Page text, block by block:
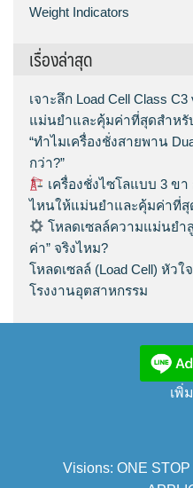
Weight Indicators
เรื่องล่าสุด
เจาะลึก Load Cell Class
แม่นยำและคุ้มค่าที่สุดสำหรั
“ทำไมเครื่องชั่งสายพาน
กว่า?”
เครื่องชั่งไซโลแบบ 3 ข
ไหนให้แม่นยำและคุ้มค่าที่สุ
โหลดเซลล์ความแม่นยำ
ค่า” จริงไหม?
โหลดเซลล์ (Load Cell) หัว
โรงงานอุตสาหกรรม
เพิ่
Visions: ONE